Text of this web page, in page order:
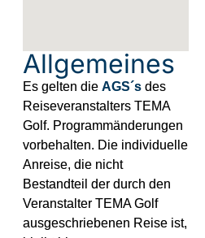
Allgemeines
Es gelten die AGS´s des
Reiseveranstalters TEMA
Golf. Programmänderungen
vorbehalten. Die individuelle
Anreise, die nicht
Bestandteil der durch den
Veranstalter TEMA Golf
ausgeschriebenen Reise ist,